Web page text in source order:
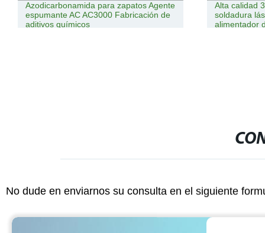
Azodicarbonamida para zapatos Agente
espumante AC AC3000 Fabricación de
aditivos químicos
Alta calidad
soldadura
alimentador
No dude en enviarnos su consulta en el siguiente